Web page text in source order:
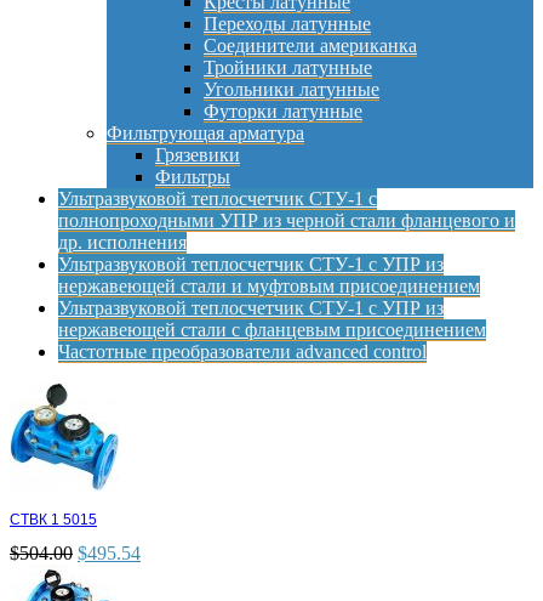
Переходы латунные
Соединители американка
Тройники латунные
Угольники латунные
Футорки латунные
Фильтрующая арматура
Грязевики
Фильтры
Ультразвуковой теплосчетчик СТУ-1 с
полнопроходными УПР из черной стали фланцевого и
др. исполнения
Ультразвуковой теплосчетчик СТУ-1 с УПР из
нержавеющей стали и муфтовым присоединением
Ультразвуковой теплосчетчик СТУ-1 с УПР из
нержавеющей стали с фланцевым присоединением
Частотные преобразователи advanced control
СТВК 1 5015
$504.00 $495.54